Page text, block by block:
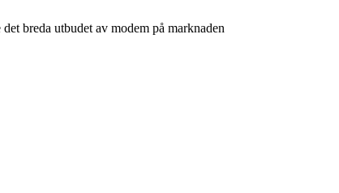
det breda utbudet av modem på marknaden